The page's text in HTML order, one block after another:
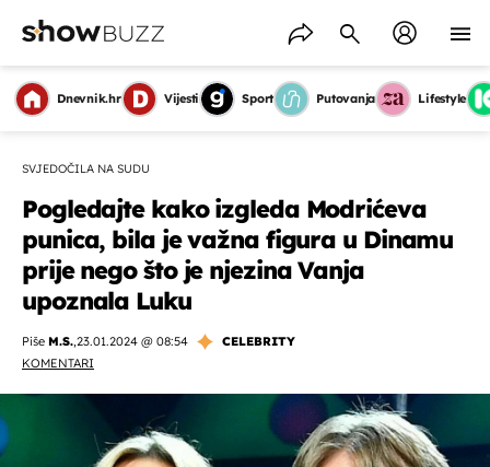
Dnevnik.hr Vijesti Sport Putovanja Lifestyle
SVJEDOČILA NA SUDU
Pogledajte kako izgleda Modrićeva
punica, bila je važna figura u Dinamu
prije nego što je njezina Vanja
upoznala Luku
Piše M.S.,23.01.2024 @ 08:54
CELEBRITY
KOMENTARI
OMOGUĆI OBAVIJESTI